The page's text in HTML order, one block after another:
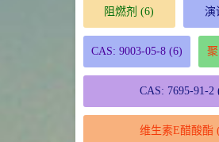
阻燃剂 (6) 演
CAS: 9003-05-8(6)
CAS: 7695-91-2
维生素E醋酸酯